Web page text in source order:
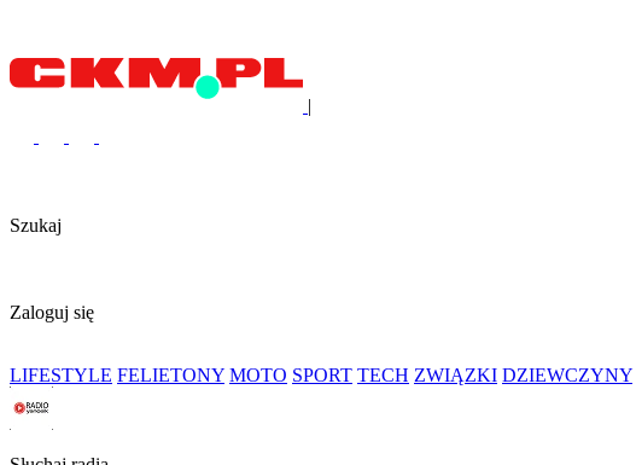
|
Szukaj
Zaloguj się
LIFESTYLE FELIETONY MOTO SPORT TECH ZWIĄZKI DZIEWCZYNY